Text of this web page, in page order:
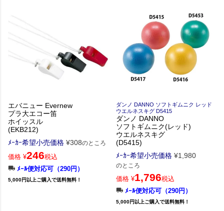
エバニュー Evernew
プラ大エコー笛
ホイッスル
(EKB212)
ﾒｰｶｰ希望小売価格 ¥308のところ
価格 ¥246税込
ﾒｰﾙ便対応可（290円）
5,000円以上ご購入で送料無料！
ダンノ DANNO ソフトギムニク レッド
ウエルネスキグ D5415
ダンノ DANNO
ソフトギムニク(レッド)
ウエルネスキグ
(D5415)
ﾒｰｶｰ希望小売価格 ¥1,980
のところ
価格 ¥1,796税込
ﾒｰﾙ便対応可（290円）
5,000円以上ご購入で送料無料！